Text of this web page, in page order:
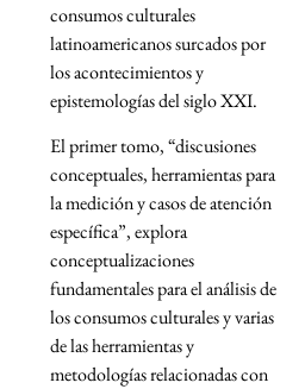
consumos culturales
latinoamericanos surcados por
los acontecimientos y
epistemologías del siglo XXI.
El primer tomo, “discusiones
conceptuales, herramientas para
la medición y casos de atención
específica”, explora
conceptualizaciones
fundamentales para el análisis de
los consumos culturales y varias
de las herramientas y
metodologías relacionadas con